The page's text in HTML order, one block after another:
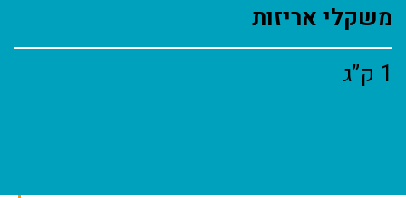
משקלי אריזות
1 ק”ג